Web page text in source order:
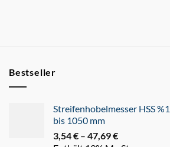
Bestseller
Streifenhobelmesser HSS
bis 1050 mm
3,54€ – 47,69€